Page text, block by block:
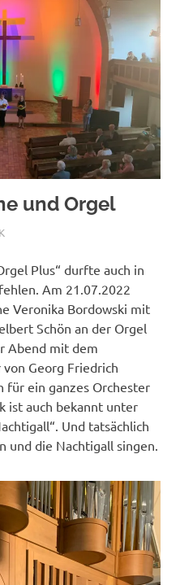
und Orgel
Plus“ durfte auch in
Am 21.07.2022
Veronika Bordowski mit
Schön an der Orgel
Abend mit dem
Georg Friedrich
für ein ganzes Orchester
ist auch bekannt unter
Und tatsächlich
und die Nachtigall singen.